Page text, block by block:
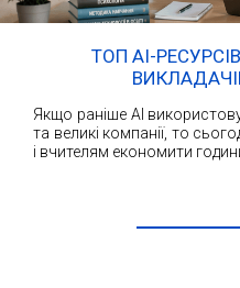
ТОП AI-
Якщо раніше AI
та великі компанії, то
і вчителям економити